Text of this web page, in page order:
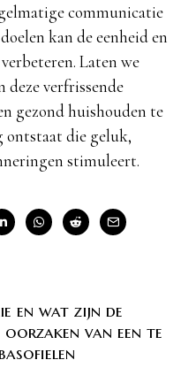
communicatie
kan de eenheid en
Laten we
deze verfrissende
gezond huishouden te
ontstaat die geluk,
stimuleert.
en wat zijn de
oorzaken van een te